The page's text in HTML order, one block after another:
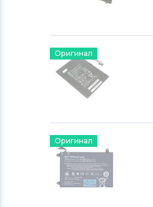
Оригинал
Оригинал